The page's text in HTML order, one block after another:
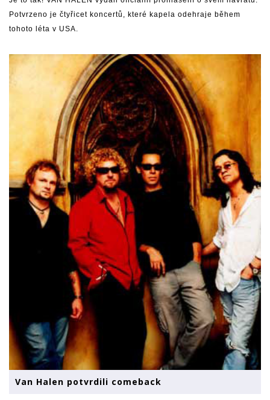
Potvrzeno je čtyřicet koncertů, které kapela odehraje během
tohoto léta v USA.
Van Halen potvrdili comeback